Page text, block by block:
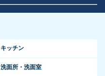
キッチン
洗面所・洗面室